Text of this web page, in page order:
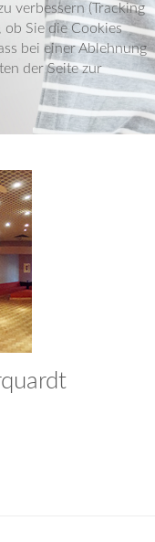
verbessern (Tracking
ob Sie die Cookies
bei einer Ablehnung
der Seite zur